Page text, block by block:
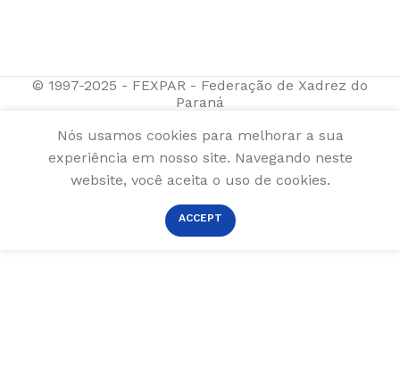
© 1997-2025 - FEXPAR - Federação de Xadrez do
Paraná
Nós usamos cookies para melhorar a sua
experiência em nosso site. Navegando neste
website, você aceita o uso de cookies.
ACCEPT